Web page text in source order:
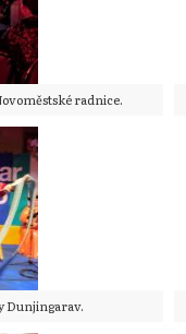
radnice.
Dunjingarav.